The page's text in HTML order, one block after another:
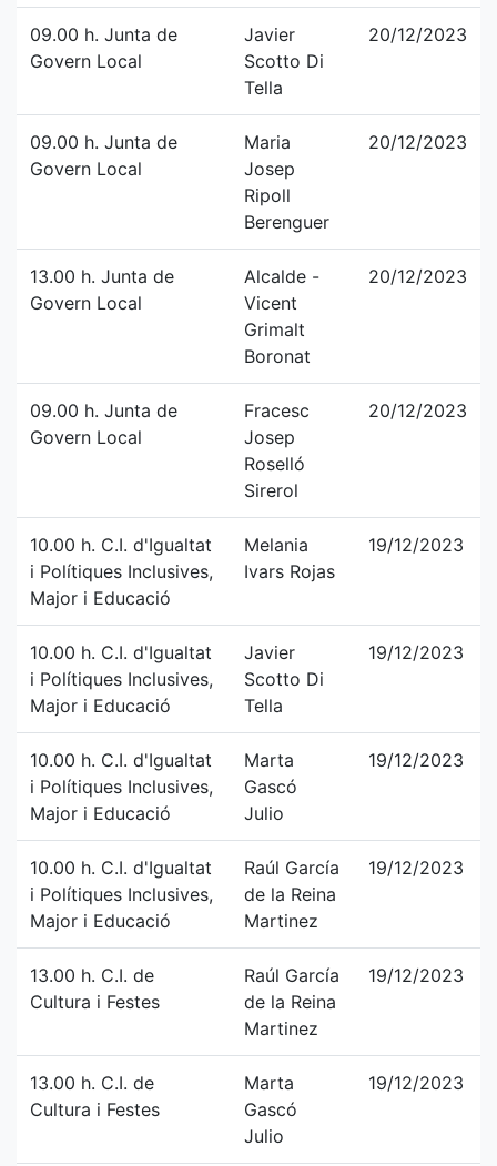
09.00 h. Junta de
Govern Local
Javier
Scotto Di
Tella
20/12/2023
09.00 h. Junta de
Govern Local
Maria
Josep
Ripoll
Berenguer
20/12/2023
13.00 h. Junta de
Govern Local
Alcalde -
Vicent
Grimalt
Boronat
20/12/2023
09.00 h. Junta de
Govern Local
Fracesc
Josep
Roselló
Sirerol
20/12/2023
10.00 h. C.I. d'Igualtat
i Polítiques Inclusives,
Major i Educació
Melania
Ivars Rojas
19/12/2023
10.00 h. C.I. d'Igualtat
i Polítiques Inclusives,
Major i Educació
Javier
Scotto Di
Tella
19/12/2023
10.00 h. C.I. d'Igualtat
i Polítiques Inclusives,
Major i Educació
Marta
Gascó
Julio
19/12/2023
10.00 h. C.I. d'Igualtat
i Polítiques Inclusives,
Major i Educació
Raúl García
de la Reina
Martinez
19/12/2023
13.00 h. C.I. de
Cultura i Festes
Raúl García
de la Reina
Martinez
19/12/2023
13.00 h. C.I. de
Cultura i Festes
Marta
Gascó
Julio
19/12/2023